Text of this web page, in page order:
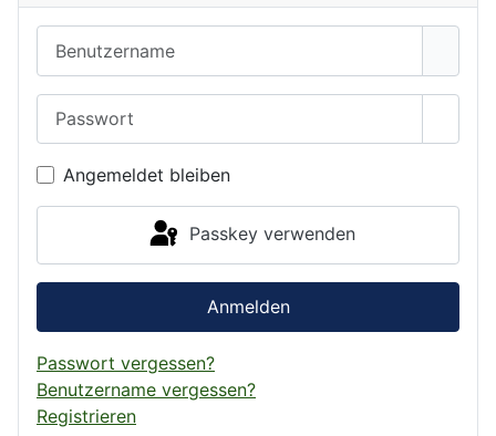
Angemeldet bleiben
Passkey verwenden
Anmelden
Passwort vergessen?
Benutzername vergessen?
Registrieren